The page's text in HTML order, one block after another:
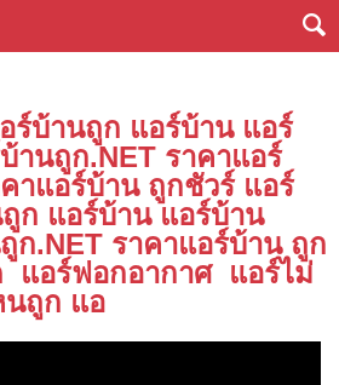
ร์บ้านถูก แอร์บ้าน แอร์
านถูก.NET ราคาแอร์
าแอร์บ้าน ถูกชัวร์ แอร์
ก แอร์บ้าน แอร์บ้าน
ก.NET ราคาแอร์บ้าน ถูก
แอร์ฟอกอากาศ แอร์ไม่
นถูก แอ